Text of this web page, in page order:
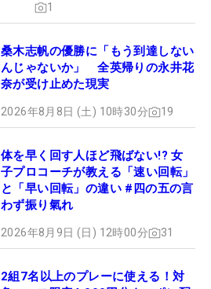
1
桑木志帆の優勝に「もう到達しない
んじゃないか」 全英帰りの永井花
奈が受け止めた現実
2026年8月8日 (土) 10時30分 19
体を早く回す人ほど飛ばない!? 女
子プロコーチが教える「速い回転」
と「早い回転」の違い #四の五の言
わず振り氣れ
2026年8月9日 (日) 12時00分 31
2組7名以上のプレーに使える！対